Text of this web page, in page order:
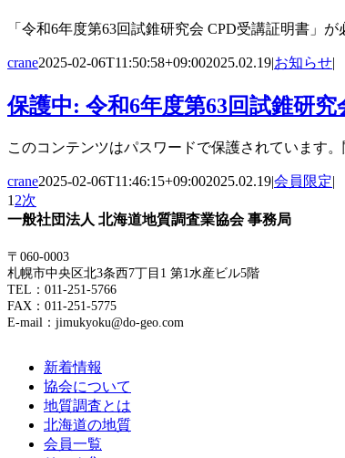
「令和6年度第63回試錐研究会 CPD受講証明書」
crane2025-02-06T11:50:58+09:002025.02.19|お知らせ|
保護中: 令和6年度第63回試錐研究
このコンテンツはパスワードで保護されています
crane2025-02-06T11:46:15+09:002025.02.19|会員限定|
1 2次
一般社団法人 北海道地質調査業協会 事務局
〒060-0003
札幌市中央区北3条西7丁目1 第1水産ビル5階
TEL：011-251-5766
FAX：011-251-5775
E-mail：jimukyoku@do-geo.com
新着情報
協会について
地質調査とは
北海道の地質
会員一覧